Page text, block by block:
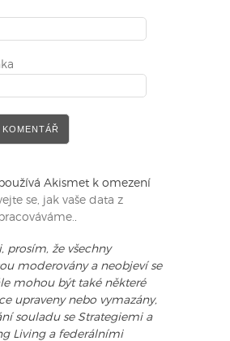
používá Akismet k omezení
se, jak vaše data z
.
prosím, že všechny
moderovány a neobjeví se
mohou být také některé
upraveny nebo vymazány,
souladu se Strategiemi a
Living a federálními